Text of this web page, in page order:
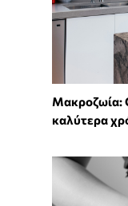
Mακροζωία:
καλύτερα